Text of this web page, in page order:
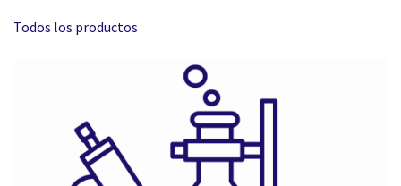
Todos los productos